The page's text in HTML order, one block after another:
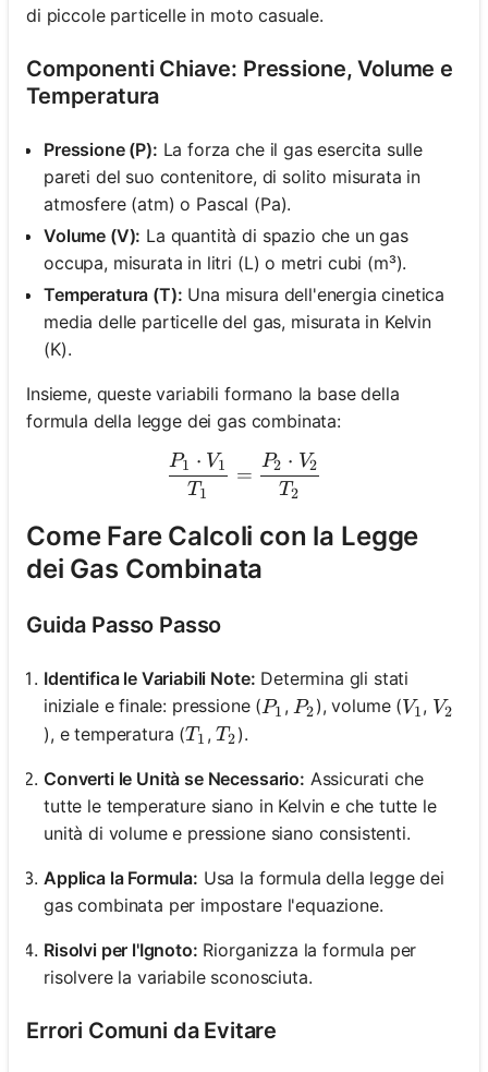
di piccole particelle in moto casuale.
Componenti Chiave: Pressione, Volume e
Temperatura
Pressione (P): La forza che il gas esercita sulle
pareti del suo contenitore, di solito misurata in
atmosfere (atm) o Pascal (Pa).
Volume (V): La quantità di spazio che un gas
occupa, misurata in litri (L) o metri cubi (m³).
Temperatura (T): Una misura dell'energia cinetica
media delle particelle del gas, misurata in Kelvin
(K).
Insieme, queste variabili formano la base della
formula della legge dei gas combinata:
\frac{{P_1 \cdot
T1
P1 ⋅ V1 =
T2
P2 ⋅ V2
Come Fare Calcoli con la Legge
dei Gas Combinata
Guida Passo Passo
Identifica le Variabili Note: Determina gli stati
iniziale e finale: pressione (P_1
P1 , P_2
P2), volume (V_1
V1, V_2
V2
), e temperatura (T_1
T1 ,T_2
T2).
Converti le Unità se Necessario: Assicurati che
tutte le temperature siano in Kelvin e che tutte le
unità di volume e pressione siano consistenti.
Applica la Formula: Usa la formula della legge dei
gas combinata per impostare l'equazione.
Risolvi per l'Ignoto: Riorganizza la formula per
risolvere la variabile sconosciuta.
Errori Comuni da Evitare